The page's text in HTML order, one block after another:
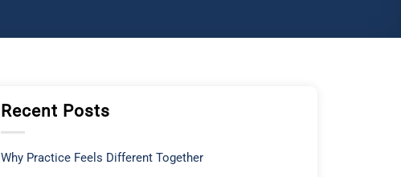
Recent Posts
Why Practice Feels Different Together